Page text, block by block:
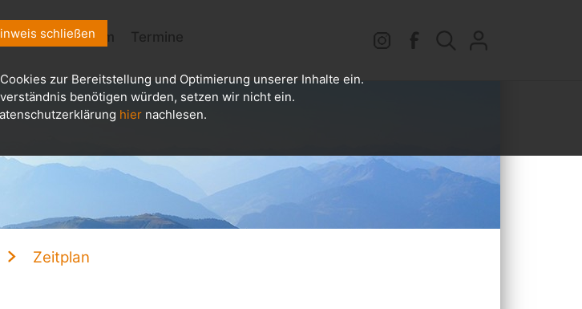
Kletterzentrum Termine
Zeitplan
schließen
zur Bereitstellung und Optimierung unserer Inhalte ein.
benötigen würden, setzen wir nicht ein.
hier nachlesen.